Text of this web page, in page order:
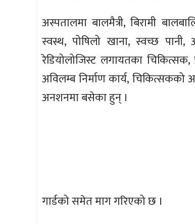
अस्पतालमा बालमैत्री, बिरामी
स्वस्थ, पोषिलो खाना, स्वच्छ पानी,
रेडियोलोजिस्ट लगायतका चिकित्सक,
अविलम्ब निर्माण कार्य,
अनशनमा बसेका हुन् ।
गार्डको समेत माग गरिएको छ ।